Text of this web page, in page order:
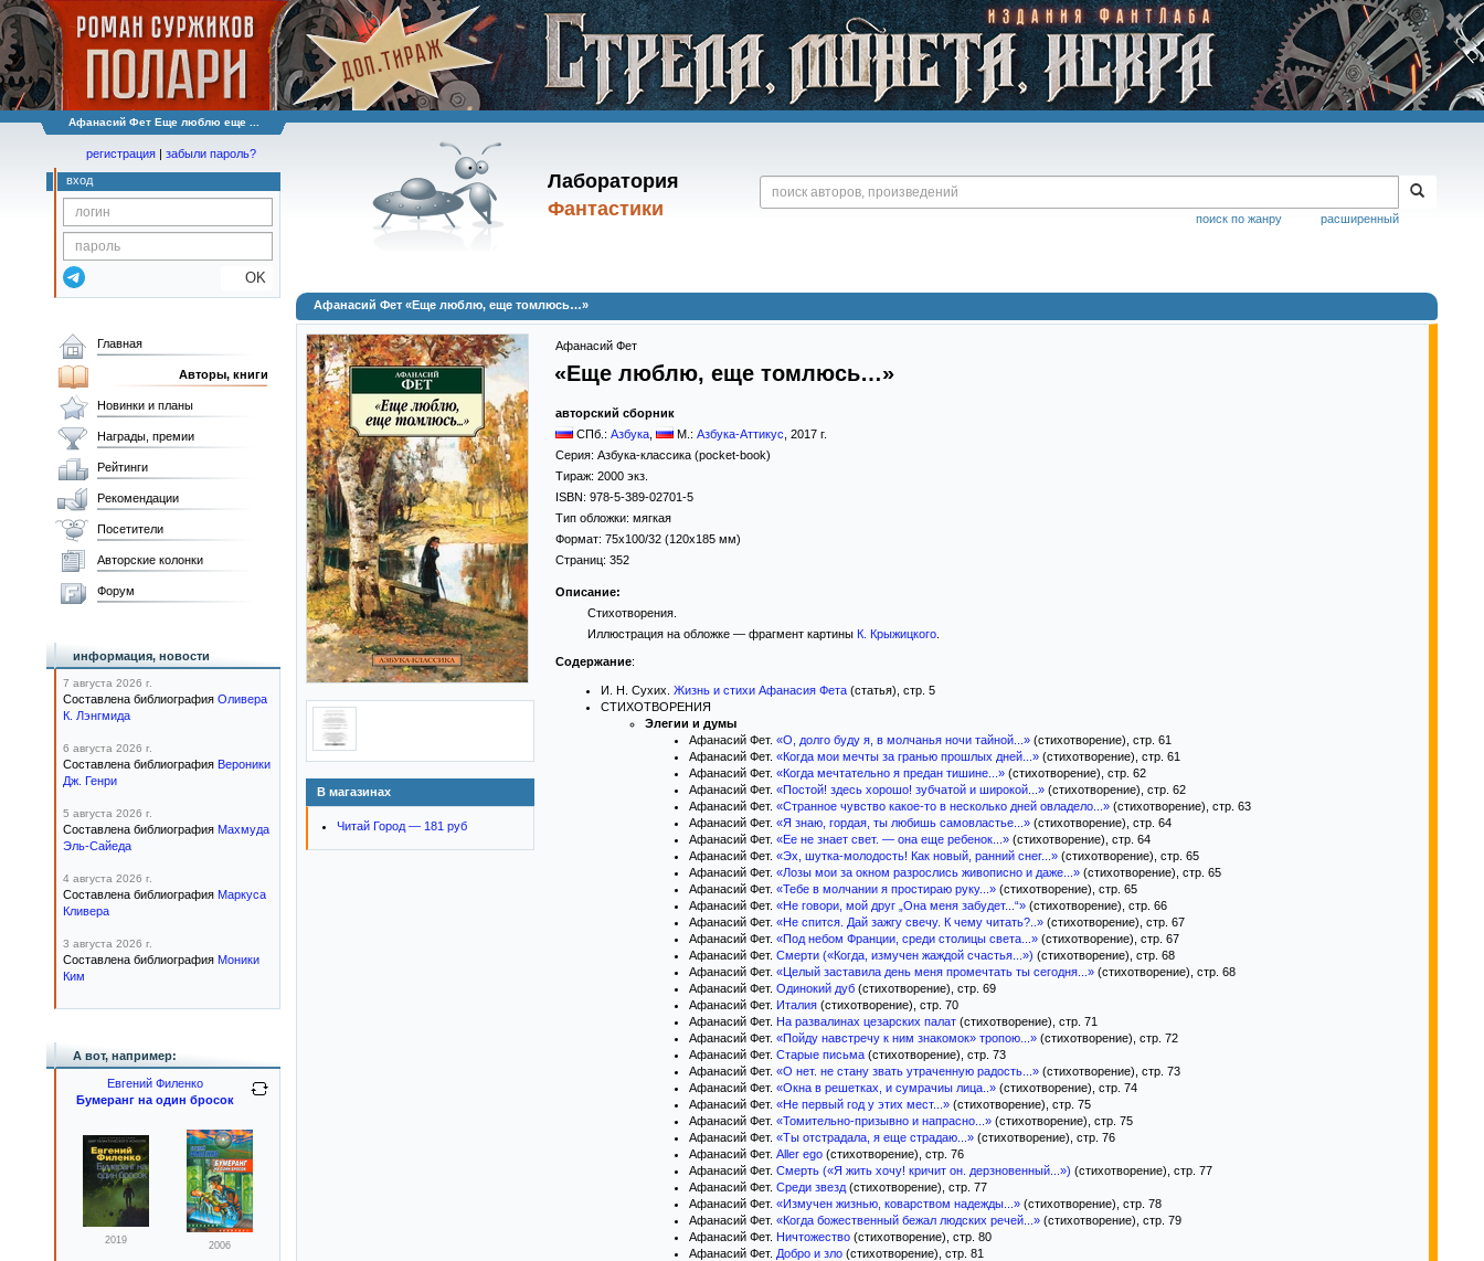
Афанасий Фет Еще люблю еще ...
Лаборатория
Фантастики
расширенный
поиск по жанру
регистрация | забыли пароль?
вход
OK
Афанасий Фет «Еще люблю, еще томлюсь…»
В магазинах
Читай Город — 181 руб
Афанасий Фет
«Еще люблю, еще томлюсь…»
авторский сборник
СПб.: Азбука М.: Азбука-Аттикус 2017 г.
Серия: Азбука-классика (pocket-book)
Тираж: 2000 экз.
ISBN: 978-5-389-02701-5
Тип обложки: мягкая
Формат: 75x100/32 (120x185 мм)
Страниц: 352
Описание:
Стихотворения.
Иллюстрация на обложке — фрагмент картины К. Крыжицкого.
Содержание:
И. Н. Сухих. Жизнь и стихи Афанасия Фета (статья), стр. 5
СТИХОТВОРЕНИЯ
Элегии и думы
Афанасий Фет. «О, долго буду я, в молчанья ночи тайной...» (стихотворение), стр. 61
Афанасий Фет. «Когда мои мечты за гранью прошлых дней...» (стихотворение), стр. 61
Афанасий Фет. «Когда мечтательно я предан тишине...» (стихотворение), стр. 62
Афанасий Фет. «Постой! здесь хорошо! зубчатой и широкой...» (стихотворение), стр. 62
Афанасий Фет. «Странное чувство какое-то в несколько дней овладело...» (стихотворение), стр. 63
Афанасий Фет. «Я знаю, гордая, ты любишь самовластье...» (стихотворение), стр. 64
Афанасий Фет. «Ее не знает свет. — она еще ребенок...» (стихотворение), стр. 64
Афанасий Фет. «Эх, шутка-молодость! Как новый, ранний снег...» (стихотворение), стр. 65
Афанасий Фет. «Лозы мои за окном разрослись живописно и даже...» (стихотворение), стр. 65
Афанасий Фет. «Тебе в молчании я простираю руку...» (стихотворение), стр. 65
Афанасий Фет. «Не говори, мой друг „Она меня забудет...“» (стихотворение), стр. 66
Афанасий Фет. «Не спится. Дай зажгу свечу. К чему читать?..» (стихотворение), стр. 67
Афанасий Фет. «Под небом Франции, среди столицы света...» (стихотворение), стр. 67
Афанасий Фет. Смерти («Когда, измучен жаждой счастья...») (стихотворение), стр. 68
Афанасий Фет. «Целый заставила день меня промечтать ты сегодня...» (стихотворение), стр. 68
Афанасий Фет. Одинокий дуб (стихотворение), стр. 69
Афанасий Фет. Италия (стихотворение), стр. 70
Афанасий Фет. На развалинах цезарских палат (стихотворение), стр. 71
Афанасий Фет. «Пойду навстречу к ним знакомок» тропою...» (стихотворение), стр. 72
Афанасий Фет. Старые письма (стихотворение), стр. 73
Афанасий Фет. «О нет. не стану звать утраченную радость...» (стихотворение), стр. 73
Афанасий Фет. «Окна в решетках, и сумрачиы лица..» (стихотворение), стр. 74
Афанасий Фет. «Не первый год у этих мест...» (стихотворение), стр. 75
Афанасий Фет. «Томительно-призывно и напрасно...» (стихотворение), стр. 75
Афанасий Фет. «Ты отстрадала, я еще страдаю...» (стихотворение), стр. 76
Афанасий Фет. Aller ego (стихотворение), стр. 76
Афанасий Фет. Смерть («Я жить хочу! кричит он. дерзновенный...») (стихотворение), стр. 77
Афанасий Фет. Среди звезд (стихотворение), стр. 77
Афанасий Фет. «Измучен жизнью, коварством надежды...» (стихотворение), стр. 78
Афанасий Фет. «Когда божественный бежал людских речей...» (стихотворение), стр. 79
Афанасий Фет. Ничтожество (стихотворение), стр. 80
Афанасий Фет. Добро и зло (стихотворение), стр. 81
Главная
Авторы, книги
Новинки и планы
Награды, премии
Рейтинги
Рекомендации
Посетители
Авторские колонки
Форум
информация, новости
7 августа 2026 г.
Составлена библиография Оливера
К. Лэнгмида
6 августа 2026 г.
Составлена библиография Вероники
Дж. Генри
5 августа 2026 г.
Составлена библиография Махмуда
Эль-Сайеда
4 августа 2026 г.
Составлена библиография Маркуса
Кливера
3 августа 2026 г.
Составлена библиография Моники
Ким
А вот, например:
Евгений Филенко
Бумеранг на один бросок
2019 2006